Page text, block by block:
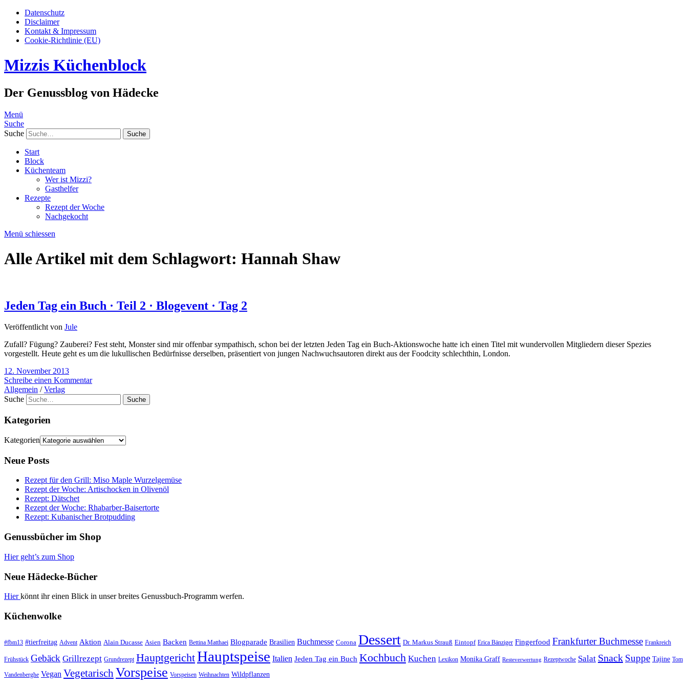
Datenschutz
Disclaimer
Kontakt & Impressum
Cookie-Richtlinie (EU)
Mizzis Küchenblock
Der Genussblog von Hädecke
Menü
Suche
Suche
Start
Block
Küchenteam
Wer ist Mizzi?
Gasthelfer
Rezepte
Rezept der Woche
Nachgekocht
Menü schiessen
Alle Artikel mit dem Schlagwort: Hannah Shaw
Jeden Tag ein Buch · Teil 2 · Blogevent · Tag 2
Veröffentlicht von Jule
Zufall? Fügung? Zauberei? Fest steht, Monster sind mir offenbar sympathisch, schon bei der letzten Jeden Tag ein Buch-Aktionswoche hatte ich einen Titel mit wundervollen Mitgliedern dieser Spezies
vorgestellt. Heute geht es um die lukullischen Bedürfnisse derselben, präsentiert von jungen Nachwuchsautoren direkt aus der Foodcity schlechthin, London.
12. November 2013
Schreibe einen Kommentar
Allgemein /Verlag
Suche
Kategorien
Kategorien
Neue Posts
Rezept für den Grill: Miso Maple Wurzelgemüse
Rezept der Woche: Artischocken in Olivenöl
Rezept: Dätschet
Rezept der Woche: Rhabarber-Baisertorte
Rezept: Kubanischer Brotpudding
Genussbücher im Shop
Hier geht’s zum Shop
Neue Hädecke-Bücher
Hierkönnt ihr einen Blick in unser breites Genussbuch-Programm werfen.
Küchenwolke
#fbm13 #tierfreitag Advent Aktion Alain Ducasse Asien Backen Bettina Matthaei Blogparade Brasilien Buchmesse Corona Dessert Dr. Markus Strauß Eintopf Erica Bänziger Fingerfood Frankfurter Buchmesse Frankreich
Frühstück Gebäck Grillrezept Grundrezept HauptgerichtHauptspeise Italien Jeden Tag ein Buch Kochbuch Kuchen Lexikon Monika Graff Resteverwertung Rezeptwoche Salat Snack Suppe Tajine Tom
Vandenberghe Vegan Vegetarisch Vorspeise Vorspeisen Weihnachten Wildpflanzen